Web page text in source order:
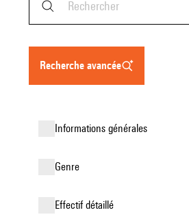
recherche avancée
informations générales
genre
effectif détaillé